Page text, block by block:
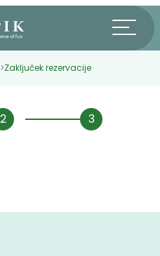
>Zaključek rezervacije